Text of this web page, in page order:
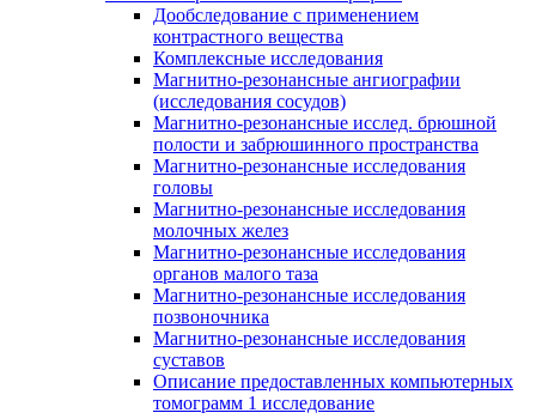
Дообследование с применением
контрастного вещества
Комплексные исследования
Магнитно-резонансные ангиографии
(исследования сосудов)
Магнитно-резонансные исслед. брюшной
полости и забрюшинного пространства
Магнитно-резонансные исследования
головы
Магнитно-резонансные исследования
молочных желез
Магнитно-резонансные исследования
органов малого таза
Магнитно-резонансные исследования
позвоночника
Магнитно-резонансные исследования
суставов
Описание предоставленных компьютерных
томограмм 1 исследование